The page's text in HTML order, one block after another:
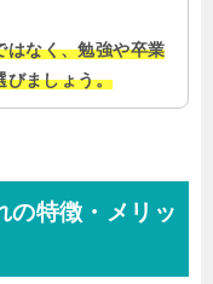
はなく、勉強や卒業
びましょう。
の特徴・メリッ